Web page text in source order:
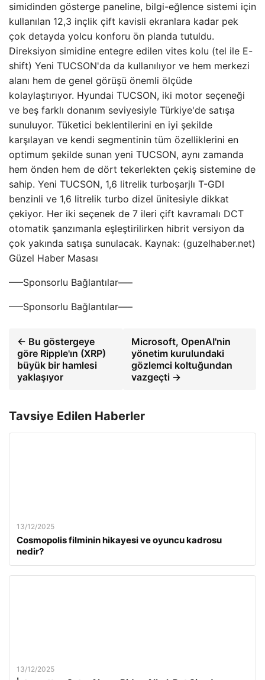
simidinden gösterge paneline, bilgi-eğlence sistemi için
kullanılan 12,3 inçlik çift kavisli ekranlara kadar pek
çok detayda yolcu konforu ön planda tutuldu.
Direksiyon simidine entegre edilen vites kolu (tel ile E-
shift) Yeni TUCSON'da da kullanılıyor ve hem merkezi
alanı hem de genel görüşü önemli ölçüde
kolaylaştırıyor. Hyundai TUCSON, iki motor seçeneği
ve beş farklı donanım seviyesiyle Türkiye'de satışa
sunuluyor. Tüketici beklentilerini en iyi şekilde
karşılayan ve kendi segmentinin tüm özelliklerini en
optimum şekilde sunan yeni TUCSON, aynı zamanda
hem önden hem de dört tekerlekten çekiş sistemine de
sahip. Yeni TUCSON, 1,6 litrelik turboşarjlı T-GDI
benzinli ve 1,6 litrelik turbo dizel ünitesiyle dikkat
çekiyor. Her iki seçenek de 7 ileri çift kavramalı DCT
otomatik şanzımanla eşleştirilirken hibrit versiyon da
çok yakında satışa sunulacak. Kaynak: (guzelhaber.net)
Güzel Haber Masası
—–Sponsorlu Bağlantılar—–
—–Sponsorlu Bağlantılar—–
← Bu göstergeye
göre Ripple'ın (XRP)
büyük bir hamlesi
yaklaşıyor
Microsoft, OpenAI'nin
yönetim kurulundaki
gözlemci koltuğundan
vazgeçti →
Tavsiye Edilen Haberler
13/12/2025
Cosmopolis filminin hikayesi ve oyuncu kadrosu
nedir?
13/12/2025